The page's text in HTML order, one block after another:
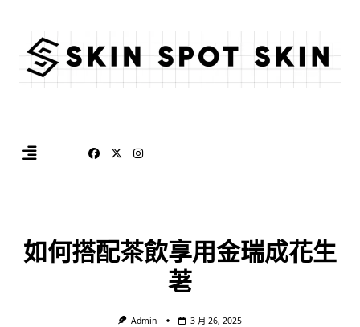
content
如何搭配茶飲享用金瑞成花生
荖
Admin 3 月 26, 2025